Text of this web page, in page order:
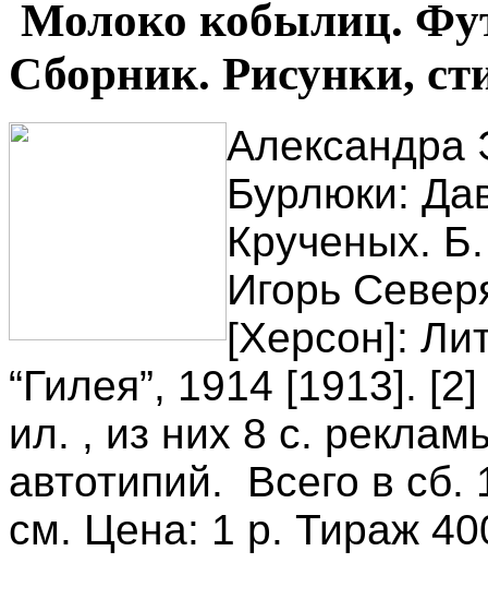
Молоко кобылиц.
Сборник. Рисунки,
Александра
Бурлюки:
Крученых.
Игорь
[Херсон]:
“Гилея”, 1914 [1913]. [2]
ил. , из них 8 с.
автотипий. Всего в
см. Цена: 1 р. Тираж